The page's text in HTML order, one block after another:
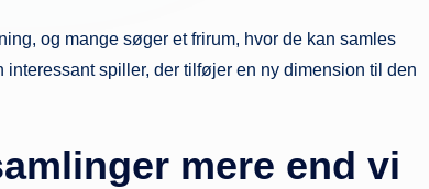
og mange søger et frirum, hvor de kan samles
spiller, der tilføjer en ny dimension til den
mere end vi